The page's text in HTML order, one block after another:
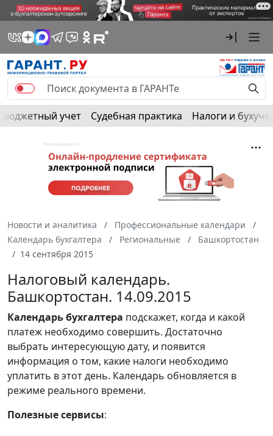
Бюджетный учет Судебная практика Налоги и
Новости и аналитика
Профессиональные календари
Календарь бухгалтера
Региональные
Башкортостан
14 сентября 2015
Налоговый календарь.
Башкортостан. 14.09.2015
Календарьбухгалтера подскажет, когда и какой
платеж необходимо совершить. Достаточно
выбрать интересующую дату, и появится
информация о том, какие налоги необходимо
уплатить в этот день. Календарь обновляется в
режиме реального времени.
Полезные сервисы: